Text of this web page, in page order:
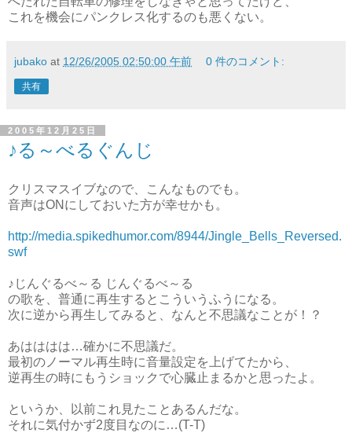
これを機会にパンクレス化するのも悪くない。
jubako at 12/26/2005 02:50:00 午前 0 件のコメント:
共有
2005年12月25日
♪る～べるぐんじ
クリスマスイブなので、こんなものでも。
音声はONにしておいた方が幸せかも。
http://media.spikedhumor.com/8944/Jingle_Bells_Reversed.
swf
♪じんぐるべ～る じんぐるべ～る
の歌を、普通に再生するとこういうふうになる。
次に逆から再生してみると、なんと不思議なことが！？
あはははは…確かに不思議だ。
最初のノーマル再生時に音量設定を上げてたから、
逆再生の時にもうショックで心臓止まるかと思ったよ。
というか、以前これ見たことあるんだな。
それに気付かず2度目なのに…(T-T)